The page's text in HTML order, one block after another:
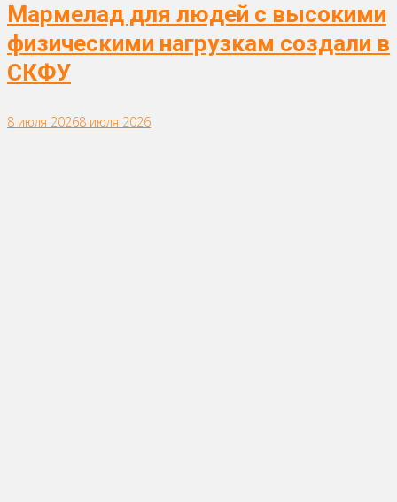
Мармелад для людей с высокими
физическими нагрузкам создали в
СКФУ
8 июля 20268 июля 2026